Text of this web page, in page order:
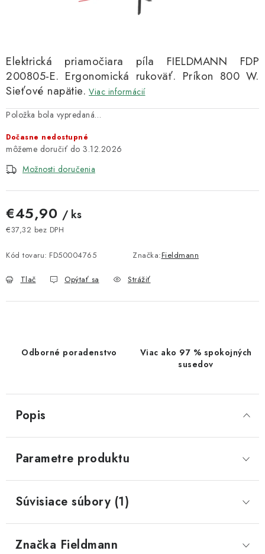
Elektrická priamočiara píla FIELDMANN FDP
200805-E. Ergonomická rukoväť. Príkon 800 W.
Sieťové napätie. Viac informácií
Položka bola vypredaná…
Dočasne nedostupné
3.12.2026
Možnosti doručenia
€45,90 / ks
€37,32 bez DPH
Kód tovaru: FD50004765 Značka:Fieldmann
Tlač Opýtať sa Strážiť
Odborné poradenstvo
Viac ako 97 % spokojných
susedov
Popis
Parametre produktu
Súvisiace súbory (1)
Značka Fieldmann